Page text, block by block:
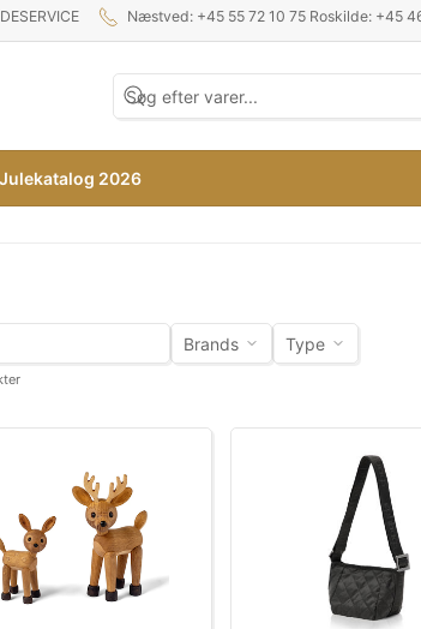
Næstved: +45 55 72 10 75 Roskilde: +45
Julekatalog 2026
Brands Type